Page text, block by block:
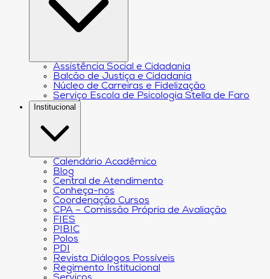
Assistência Social e Cidadania
Balcão de Justiça e Cidadania
Núcleo de Carreiras e Fidelização
Serviço Escola de Psicologia Stella de Faro
Institucional
Calendário Acadêmico
Blog
Central de Atendimento
Conheça-nos
Coordenação Cursos
CPA – Comissão Própria de Avaliação
FIES
PIBIC
Polos
PDI
Revista Diálogos Possíveis
Regimento Institucional